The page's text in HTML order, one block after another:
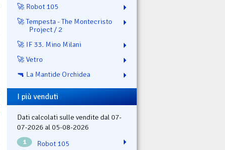
🚀 Robot 105
🚀 Tempesta - The Montecristo
Project / 2
🚀 IF 33. Mino Milani
🚀 Vetro
🔫 La Mantide Orchidea
I più venduti
Dati calcolati sulle vendite dal 07-
07-2026 al 05-08-2026
1 Robot 105